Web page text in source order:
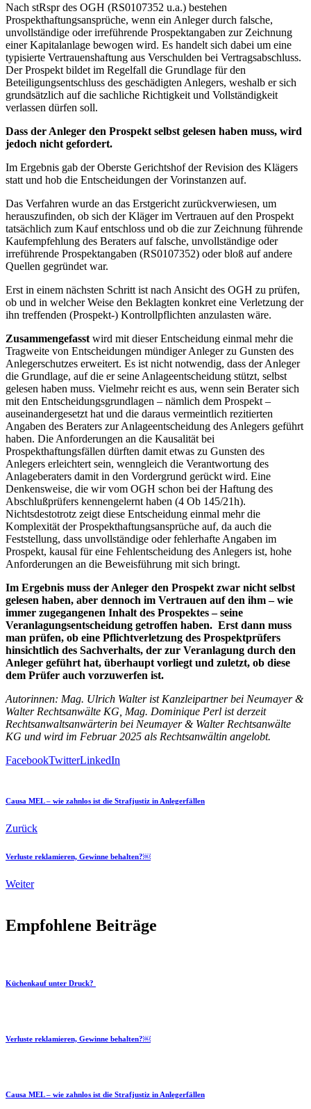
Nach stRspr des OGH (RS0107352 u.a.) bestehen
Prospekthaftungsansprüche, wenn ein Anleger durch falsche,
unvollständige oder irreführende Prospektangaben zur Zeichnung
einer Kapitalanlage bewogen wird. Es handelt sich dabei um eine
typisierte Vertrauenshaftung aus Verschulden bei Vertragsabschluss.
Der Prospekt bildet im Regelfall die Grundlage für den
Beteiligungsentschluss des geschädigten Anlegers, weshalb er sich
grundsätzlich auf die sachliche Richtigkeit und Vollständigkeit
verlassen dürfen soll.
Dass der Anleger den Prospekt selbst gelesen haben muss, wird
jedoch nicht gefordert.
Im Ergebnis gab der Oberste Gerichtshof der Revision des Klägers
statt und hob die Entscheidungen der Vorinstanzen auf.
Das Verfahren wurde an das Erstgericht zurückverwiesen, um
herauszufinden, ob sich der Kläger im Vertrauen auf den Prospekt
tatsächlich zum Kauf entschloss und ob die zur Zeichnung führende
Kaufempfehlung des Beraters auf falsche, unvollständige oder
irreführende Prospektangaben (RS0107352) oder bloß auf andere
Quellen gegründet war.
Erst in einem nächsten Schritt ist nach Ansicht des OGH zu prüfen,
ob und in welcher Weise den Beklagten konkret eine Verletzung der
ihn treffenden (Prospekt-) Kontrollpflichten anzulasten wäre.
Zusammengefasst wird mit dieser Entscheidung einmal mehr die
Tragweite von Entscheidungen mündiger Anleger zu Gunsten des
Anlegerschutzes erweitert. Es ist nicht notwendig, dass der Anleger
die Grundlage, auf die er seine Anlageentscheidung stützt, selbst
gelesen haben muss. Vielmehr reicht es aus, wenn sein Berater sich
mit den Entscheidungsgrundlagen – nämlich dem Prospekt –
auseinandergesetzt hat und die daraus vermeintlich rezitierten
Angaben des Beraters zur Anlageentscheidung des Anlegers geführt
haben. Die Anforderungen an die Kausalität bei
Prospekthaftungsfällen dürften damit etwas zu Gunsten des
Anlegers erleichtert sein, wenngleich die Verantwortung des
Anlageberaters damit in den Vordergrund gerückt wird. Eine
Denkensweise, die wir vom OGH schon bei der Haftung des
Abschlußprüfers kennengelernt haben (4 Ob 145/21h).
Nichtsdestotrotz zeigt diese Entscheidung einmal mehr die
Komplexität der Prospekthaftungsansprüche auf, da auch die
Feststellung, dass unvollständige oder fehlerhafte Angaben im
Prospekt, kausal für eine Fehlentscheidung des Anlegers ist, hohe
Anforderungen an die Beweisführung mit sich bringt.
Im Ergebnis muss der Anleger den Prospekt zwar nicht selbst
gelesen haben, aber dennoch im Vertrauen auf den ihm – wie
immer zugegangenen Inhalt des Prospektes – seine
Veranlagungsentscheidung getroffen haben. Erst dann muss
man prüfen, ob eine Pflichtverletzung des Prospektprüfers
hinsichtlich des Sachverhalts, der zur Veranlagung durch den
Anleger geführt hat, überhaupt vorliegt und zuletzt, ob diese
dem Prüfer auch vorzuwerfen ist.
Autorinnen: Mag. Ulrich Walter ist Kanzleipartner bei Neumayer &
Walter Rechtsanwälte KG, Mag. Dominique Perl ist derzeit
Rechtsanwaltsanwärterin bei Neumayer & Walter Rechtsanwälte
KG und wird im Februar 2025 als Rechtsanwältin angelobt.
FacebookTwitterLinkedIn
Causa MEL – wie zahnlos ist die Strafjustiz in Anlegerfällen
Zurück
Verluste reklamieren, Gewinne behalten?￼
Weiter
Empfohlene Beiträge
Küchenkauf unter Druck?
Verluste reklamieren, Gewinne behalten?￼
Causa MEL – wie zahnlos ist die Strafjustiz in Anlegerfällen